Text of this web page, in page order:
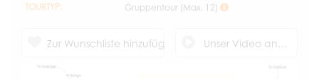
TOURTYP:
Gruppentour (Max. 12)
Zur Wunschliste hinzufügen Unser Video ansehen